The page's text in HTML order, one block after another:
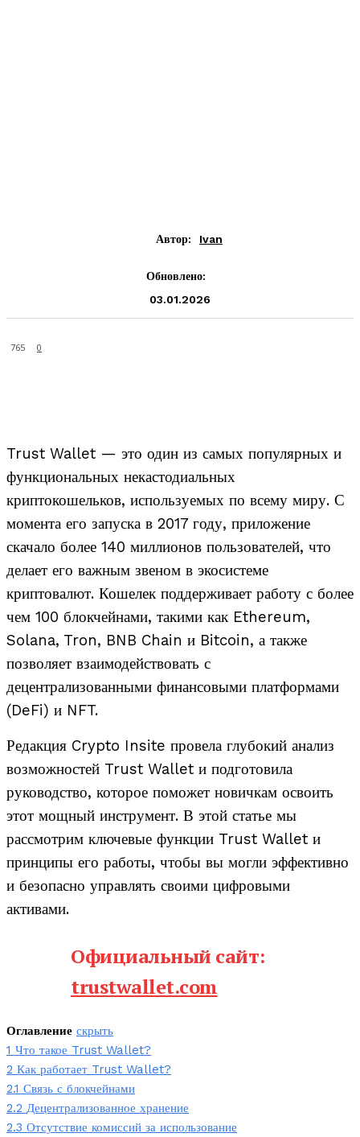
Автор: Ivan
Обновлено:
03.01.2026
765 0
Trust Wallet — это один из самых популярных и
функциональных некастодиальных
криптокошельков, используемых по всему миру. С
момента его запуска в 2017 году, приложение
скачало более 140 миллионов пользователей, что
делает его важным звеном в экосистеме
криптовалют. Кошелек поддерживает работу с более
чем 100 блокчейнами, такими как Ethereum,
Solana, Tron, BNB Chain и Bitcoin, а также
позволяет взаимодействовать с
децентрализованными финансовыми платформами
(DeFi) и NFT.
Редакция Crypto Insite провела глубокий анализ
возможностей Trust Wallet и подготовила
руководство, которое поможет новичкам освоить
этот мощный инструмент. В этой статье мы
рассмотрим ключевые функции Trust Wallet и
принципы его работы, чтобы вы могли эффективно
и безопасно управлять своими цифровыми
активами.
Официальный сайт:
trustwallet.com
Оглавление скрыть
1 Что такое Trust Wallet?
2 Как работает Trust Wallet?
2.1 Связь с блокчейнами
2.2 Децентрализованное хранение
2.3 Отсутствие комиссий за использование